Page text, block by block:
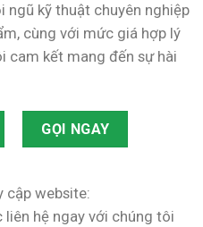
ngũ kỹ thuật chuyên nghiệp
cùng với mức giá hợp lý
cam kết mang đến sự hài
GỌI NGAY
cập website:
liên hệ ngay với chúng tôi